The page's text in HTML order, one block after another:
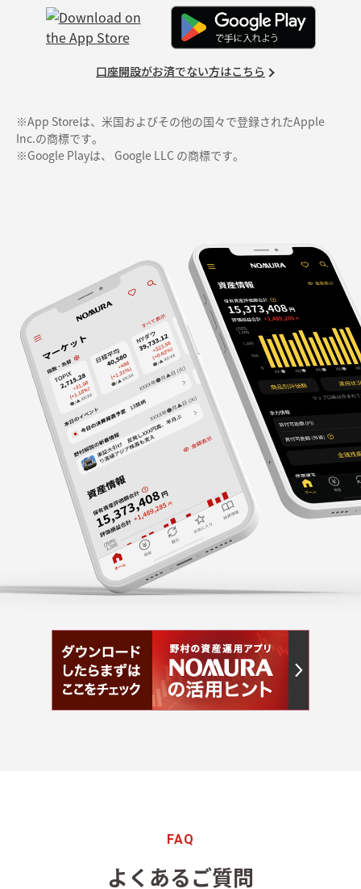
口座開設がお済でない方はこちら
※App Storeは、米国およびその他の国々で登録されたApple
Inc.の商標です。
※Google Playは、 Google LLC の商標です。
FAQ
よくあるご質問